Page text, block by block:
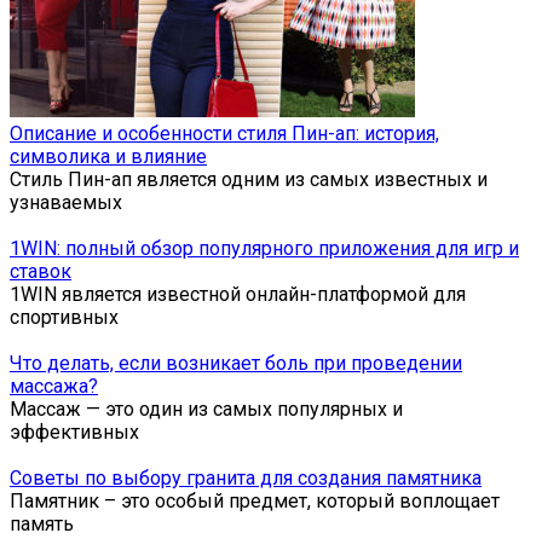
Описание и особенности стиля Пин-ап: история,
символика и влияние
Стиль Пин-ап является одним из самых известных и
узнаваемых
1WIN: полный обзор популярного приложения для игр и
ставок
1WIN является известной онлайн-платформой для
спортивных
Что делать, если возникает боль при проведении
массажа?
Массаж — это один из самых популярных и
эффективных
Советы по выбору гранита для создания памятника
Памятник – это особый предмет, который воплощает
память